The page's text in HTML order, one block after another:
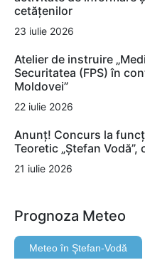
cetățenilor
23 iulie 2026
Atelier de instruire
Securitatea (FPS) în
Moldovei”
22 iulie 2026
Anunț! Concurs la
Teoretic „Ștefan Vodă”,
21 iulie 2026
Prognoza Meteo
Meteo în Ştefan-Vodă